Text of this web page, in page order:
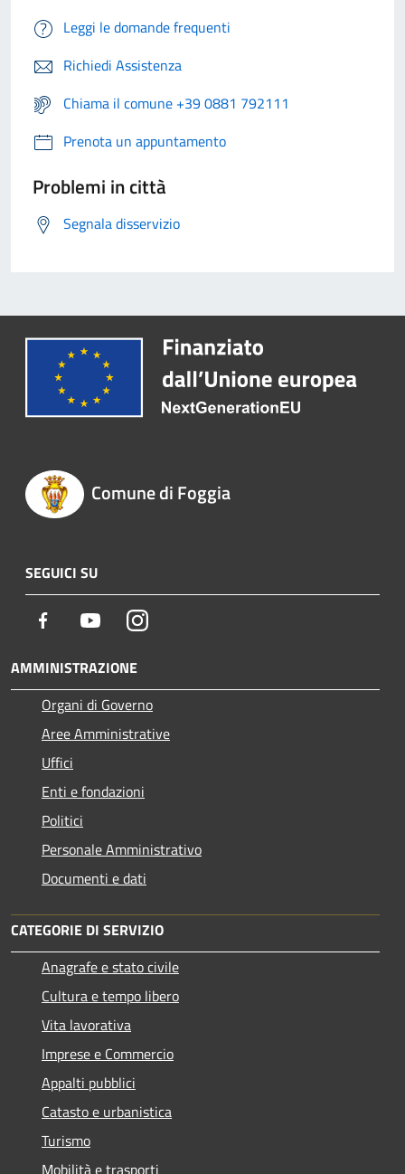
Leggi le domande frequenti
Richiedi Assistenza
Chiama il comune +39 0881 792111
Prenota un appuntamento
Problemi in città
Segnala disservizio
Comune di Foggia
SEGUICI SU
Facebook YoutubeInstagram
AMMINISTRAZIONE
Organi di Governo
Aree Amministrative
Uffici
Enti e fondazioni
Politici
Personale Amministrativo
Documenti e dati
CATEGORIE DI SERVIZIO
Anagrafe e stato civile
Cultura e tempo libero
Vita lavorativa
Imprese e Commercio
Appalti pubblici
Catasto e urbanistica
Turismo
Mobilità e trasporti